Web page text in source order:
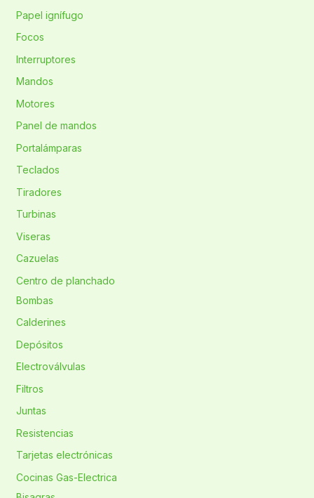
Papel ignífugo
Focos
Interruptores
Mandos
Motores
Panel de mandos
Portalámparas
Teclados
Tiradores
Turbinas
Viseras
Cazuelas
Centro de planchado
Bombas
Calderines
Depósitos
Electroválvulas
Filtros
Juntas
Resistencias
Tarjetas electrónicas
Cocinas Gas-Electrica